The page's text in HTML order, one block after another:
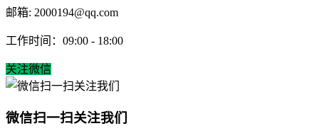
邮箱: 2000194@qq.com
工作时间：09:00 - 18:00
关注微信
微信扫一扫关注我们